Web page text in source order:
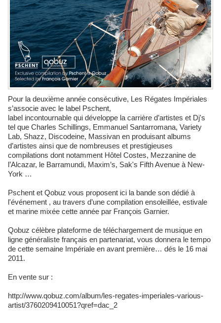
Pour la deuxième année consécutive, Les Régates Impériales
s’associe avec le label Pschent,
label incontournable qui développe la carrière d’artistes et Dj's
tel que Charles Schillings, Emmanuel Santarromana, Variety
Lab, Shazz, Discodeine, Massivan en produisant albums
d’artistes ainsi que de nombreuses et prestigieuses
compilations dont notamment Hôtel Costes, Mezzanine de
l’Alcazar, le Barramundi, Maxim’s, Sak's Fifth Avenue à New-
York …
Pschent et Qobuz vous proposent ici la bande son dédié à
l'événement , au travers d’une compilation ensoleillée, estivale
et marine mixée cette année par François Garnier.
Qobuz célèbre plateforme de téléchargement de musique en
ligne généraliste français en partenariat, vous donnera le tempo
de cette semaine Impériale en avant première… dés le 16 mai
2011.
En vente sur :
http://www.qobuz.com/album/les-regates-imperiales-various-
artist/3760209410051?qref=dac_2